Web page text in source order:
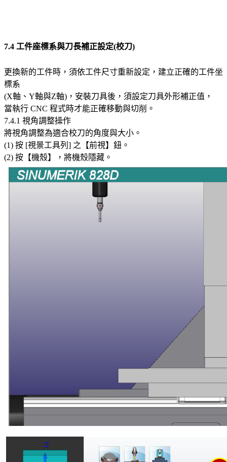
7.4 工件座標系與刀長補正設定(校刀)
更換新的工件時，須依工件尺寸重新設定，建立正確的工件坐
標系
(X軸、Y軸與Z軸)，安裝刀具後，須設定刀具外形補正值，
當執行 CNC 程式時才能正確移動與切削。
7.4.1 視角調整操作
將視角調整為適合校刀的角度與大小。
(1) 按 [視景工具列] 之【前視】鈕。
(2) 按【機殼】，將機殼隱藏。